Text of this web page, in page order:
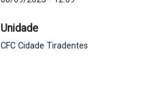
Unidade
CFC Cidade Tiradentes